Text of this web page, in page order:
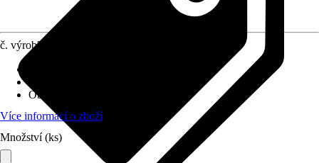
č. výrobku
Obsah
Více informací o zboží
Množství (ks)